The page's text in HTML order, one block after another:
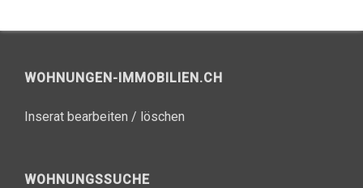
WOHNUNGEN-IMMOBILIEN.CH
Inserat bearbeiten / löschen
WOHNUNGSSUCHE